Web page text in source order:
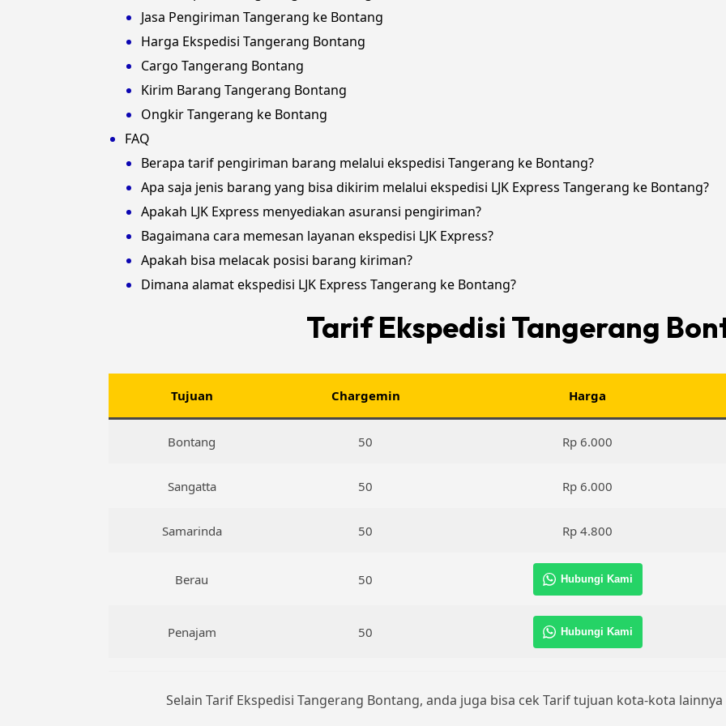
Jasa Pengiriman Tangerang ke Bontang
Harga Ekspedisi Tangerang Bontang
Cargo Tangerang Bontang
Kirim Barang Tangerang Bontang
Ongkir Tangerang ke Bontang
FAQ
Berapa tarif pengiriman barang melalui ekspedisi Tangerang ke Bontang?
Apa saja jenis barang yang bisa dikirim melalui ekspedisi LJK Express Tangerang ke Bontang?
Apakah LJK Express menyediakan asuransi pengiriman?
Bagaimana cara memesan layanan ekspedisi LJK Express?
Apakah bisa melacak posisi barang kiriman?
Dimana alamat ekspedisi LJK Express Tangerang ke Bontang?
Tarif Ekspedisi Tangerang
Tujuan Chargemin Harga
Bontang 50 Rp 6.000
Sangatta 50 Rp 6.000
Samarinda 50 Rp 4.800
Berau 50 Hubungi Kami
Penajam 50 Hubungi Kami
Selain Tarif Ekspedisi Tangerang Bontang, anda juga bisa cek Tarif tujuan kota-kota